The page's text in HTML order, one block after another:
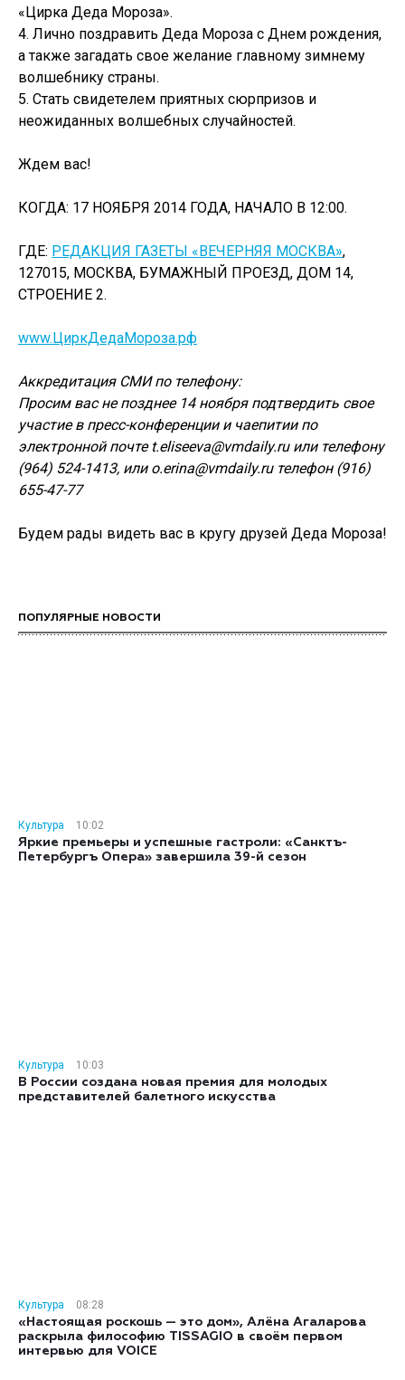
«Цирка Деда Мороза».
4. Лично поздравить Деда Мороза с Днем рождения,
а также загадать свое желание главному зимнему
волшебнику страны.
5. Стать свидетелем приятных сюрпризов и
неожиданных волшебных случайностей.
Ждем вас!
КОГДА: 17 НОЯБРЯ 2014 ГОДА, НАЧАЛО В 12:00.
ГДЕ: РЕДАКЦИЯ ГАЗЕТЫ «ВЕЧЕРНЯЯ МОСКВА»,
127015, МОСКВА, БУМАЖНЫЙ ПРОЕЗД, ДОМ 14,
СТРОЕНИЕ 2.
www.ЦиркДедаМороза.рф
Аккредитация СМИ по телефону:
Просим вас не позднее 14 ноября подтвердить свое
участие в пресс-конференции и чаепитии по
электронной почте t.eliseeva@vmdaily.ru или телефону
(964) 524-1413, или o.erina@vmdaily.ru телефон (916)
655-47-77
Будем рады видеть вас в кругу друзей Деда Мороза!
ПОПУЛЯРНЫЕ НОВОСТИ
Культура
10:02
Яркие премьеры и успешные гастроли: «Санктъ-
Петербургъ Опера» завершила 39-й сезон
Культура
10:03
В России создана новая премия для молодых
представителей балетного искусства
Культура
08:28
«Настоящая роскошь — это дом», Алёна Агаларова
раскрыла философию TISSAGIO в своём первом
интервью для VOICE